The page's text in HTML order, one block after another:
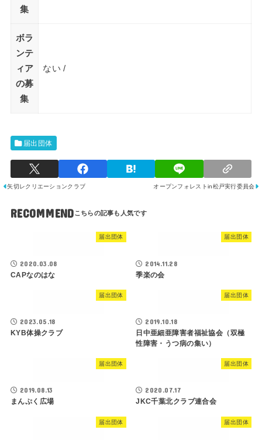
集
ボラ
ンテ
ィア
の募
集
ない /
届出団体
矢切レクリエーションクラブ オープンフォレストin松戸実行委員会
RECOMMEND
届出団体
2020.03.08
CAPなのはな
届出団体
2014.11.28
季楽の会
届出団体
2023.05.18
KYB体操クラブ
届出団体
2019.10.18
日中亜細亜障害者福祉協会（双極
性障害・うつ病の集い）
届出団体
2019.08.13
まんぷく広場
届出団体
2020.07.17
JKC千葉北クラブ連合会
届出団体 届出団体